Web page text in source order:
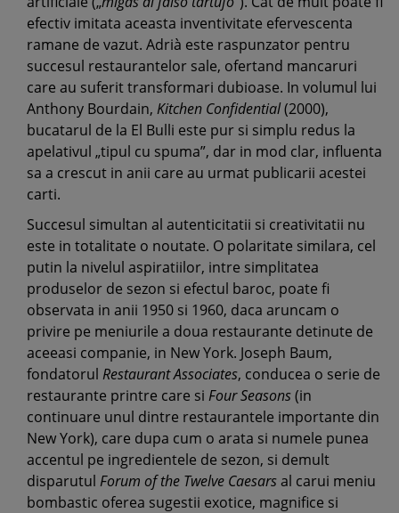
efectiv imitata aceasta inventivitate efervescenta
ramane de vazut. Adrià este raspunzator pentru
succesul restaurantelor sale, ofertand mancaruri
care au suferit transformari dubioase. In volumul lui
Anthony Bourdain, Kitchen Confidential(2000),
bucatarul de la El Bulli este pur si simplu redus la
apelativul „tipul cu spuma”, dar in mod clar, influenta
sa a crescut in anii care au urmat publicarii acestei
carti.
Succesul simultan al autenticitatii si creativitatii nu
este in totalitate o noutate. O polaritate similara, cel
putin la nivelul aspiratiilor, intre simplitatea
produselor de sezon si efectul baroc, poate fi
observata in anii 1950 si 1960, daca aruncam o
privire pe meniurile a doua restaurante detinute de
aceeasi companie, in New York. Joseph Baum,
fondatorul Restaurant Associates, conducea o serie de
restaurante printre care si Four Seasons(in
continuare unul dintre restaurantele importante din
New York), care dupa cum o arata si numele punea
accentul pe ingredientele de sezon, si demult
disparutul Forum of the Twelve Caesarsal carui meniu
bombastic oferea sugestii exotice, magnifice si